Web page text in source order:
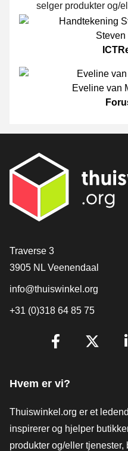
selger produkter og/
Steven
Eveline van
[_General:Contact]
Traverse 3
3905 NL Veenendaal
info@thuiswinkel.org
+31 (0)318 64 85 75
Hvem er vi?
Thuiswinkel.org er et
inspirerer og hjelper
produkter og/eller